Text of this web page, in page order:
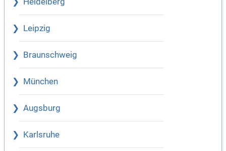
Heidelberg
Leipzig
Braunschweig
München
Augsburg
Karlsruhe